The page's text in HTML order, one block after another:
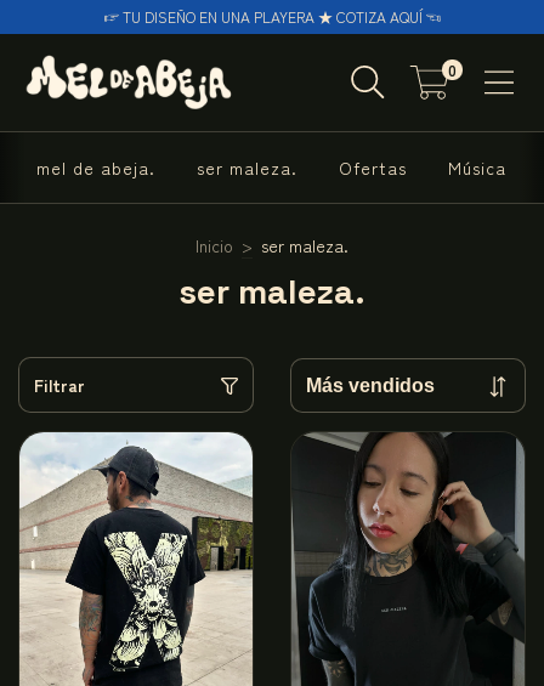
☞ TU DISEÑO EN UNA PLAYERA ★ COTIZA AQUÍ ☜
0
mel de abeja. ser maleza. Ofertas Música
Inicio > ser maleza.
ser maleza.
Filtrar